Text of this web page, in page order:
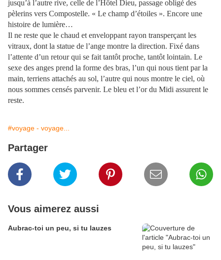
jusqu’à l’autre rive, celle de l’Hôtel Dieu, passage obligé des
pèlerins vers Compostelle. « Le champ d’étoiles ». Encore une
histoire de lumière…
Il ne reste que le chaud et enveloppant rayon transperçant les
vitraux, dont la statue de l’ange montre la direction. Fixé dans
l’attente d’un retour qui se fait tantôt proche, tantôt lointain. Le
sexe des anges prend la forme des bras, l’un qui nous tient par la
main, terriens attachés au sol, l’autre qui nous montre le ciel, où
nous sommes censés parvenir. Le bleu et l’or du Midi assurent le
reste.
#voyage - voyage...
Partager
Vous aimerez aussi
Aubrac-toi un peu, si tu lauzes